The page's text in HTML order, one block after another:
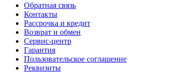
Обратная связь
Контакты
Рассрочка и кредит
Возврат и обмен
Сервис-центр
Гарантия
Пользовательское соглашение
Реквизиты